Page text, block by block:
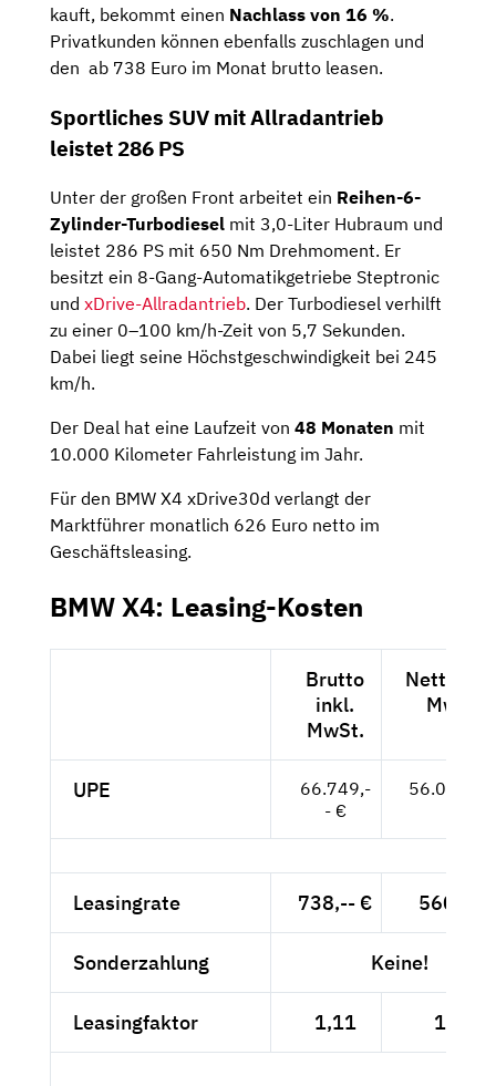
kauft, bekommt einen Nachlass von 16 %.
Privatkunden können ebenfalls zuschlagen und
den ab 738 Euro im Monat brutto leasen.
Sportliches SUV mit Allradantrieb
leistet 286 PS
Unter der großen Front arbeitet ein Reihen-6-
Zylinder-Turbodiesel mit 3,0-Liter Hubraum und
leistet 286 PS mit 650 Nm Drehmoment. Er
besitzt ein 8-Gang-Automatikgetriebe Steptronic
und xDrive-Allradantrieb. Der Turbodiesel verhilft
zu einer 0–100 km/h-Zeit von 5,7 Sekunden.
Dabei liegt seine Höchstgeschwindigkeit bei 245
km/h.
Der Deal hat eine Laufzeit von 48 Monaten mit
10.000 Kilometer Fahrleistung im Jahr.
Für den BMW X4 xDrive30d verlangt der
Marktführer monatlich 626 Euro netto im
Geschäftsleasing.
BMW X4: Leasing-Kosten
Brutto
inkl.
MwSt.
Netto
MwSt.
UPE
66.749,-
- €
56.092,--
Leasingrate 738,-- € 560,-- €
Sonderzahlung Keine!
Leasingfaktor 1,11 1,00